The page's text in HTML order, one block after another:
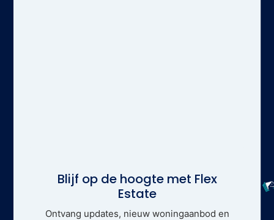
Blijf op de hoogte met Flex
Estate
Ontvang updates, nieuw woningaanbod en